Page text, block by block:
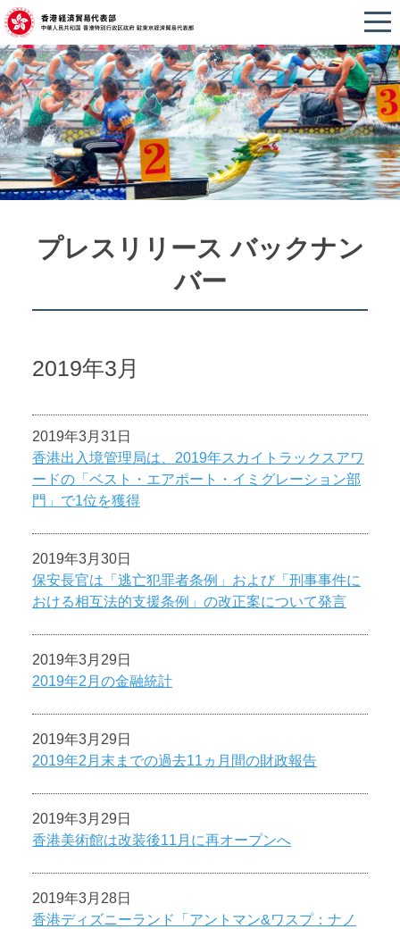
プレスリリース バックナン
バー
2019年3月
2019年3月31日
香港出入境管理局は、2019年スカイトラックスアワ
ードの「ベスト・エアポート・イミグレーション部
門」で1位を獲得
2019年3月30日
保安長官は「逃亡犯罪者条例」および「刑事事件に
おける相互法的支援条例」の改正案について発言
2019年3月29日
2019年2月の金融統計
2019年3月29日
2019年2月末までの過去11ヵ月間の財政報告
2019年3月29日
香港美術館は改装後11月に再オープンへ
2019年3月28日
香港ディズニーランド「アントマン&ワスプ：ナノ